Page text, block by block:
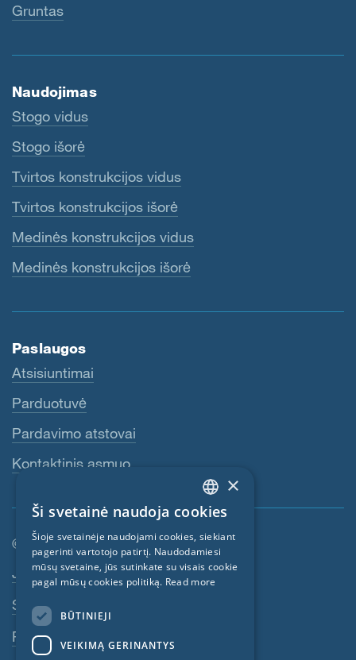
Gruntas
Naudojimas
Stogo vidus
Stogo išorė
Tvirtos konstrukcijos vidus
Tvirtos konstrukcijos išorė
Medinės konstrukcijos vidus
Medinės konstrukcijos išorė
Paslaugos
Atsisiuntimai
Parduotuvė
Pardavimo atstovai
Kontaktinis asmuo
© SIGA 2026
Poraštės navigacija
Jobs
Susisiekite su SIGA
Privatumo politika
ENGLISH
GERMAN
FRENCH
×
Ši svetainė naudoja cookies
Šioje svetainėje naudojami cookies, siekiant
pagerinti vartotojo patirtį. Naudodamiesi
mūsų svetaine, jūs sutinkate su visais cookie
pagal mūsų cookies politiką. Read more
BŪTINIEJI
VEIKIMĄ GERINANTYS